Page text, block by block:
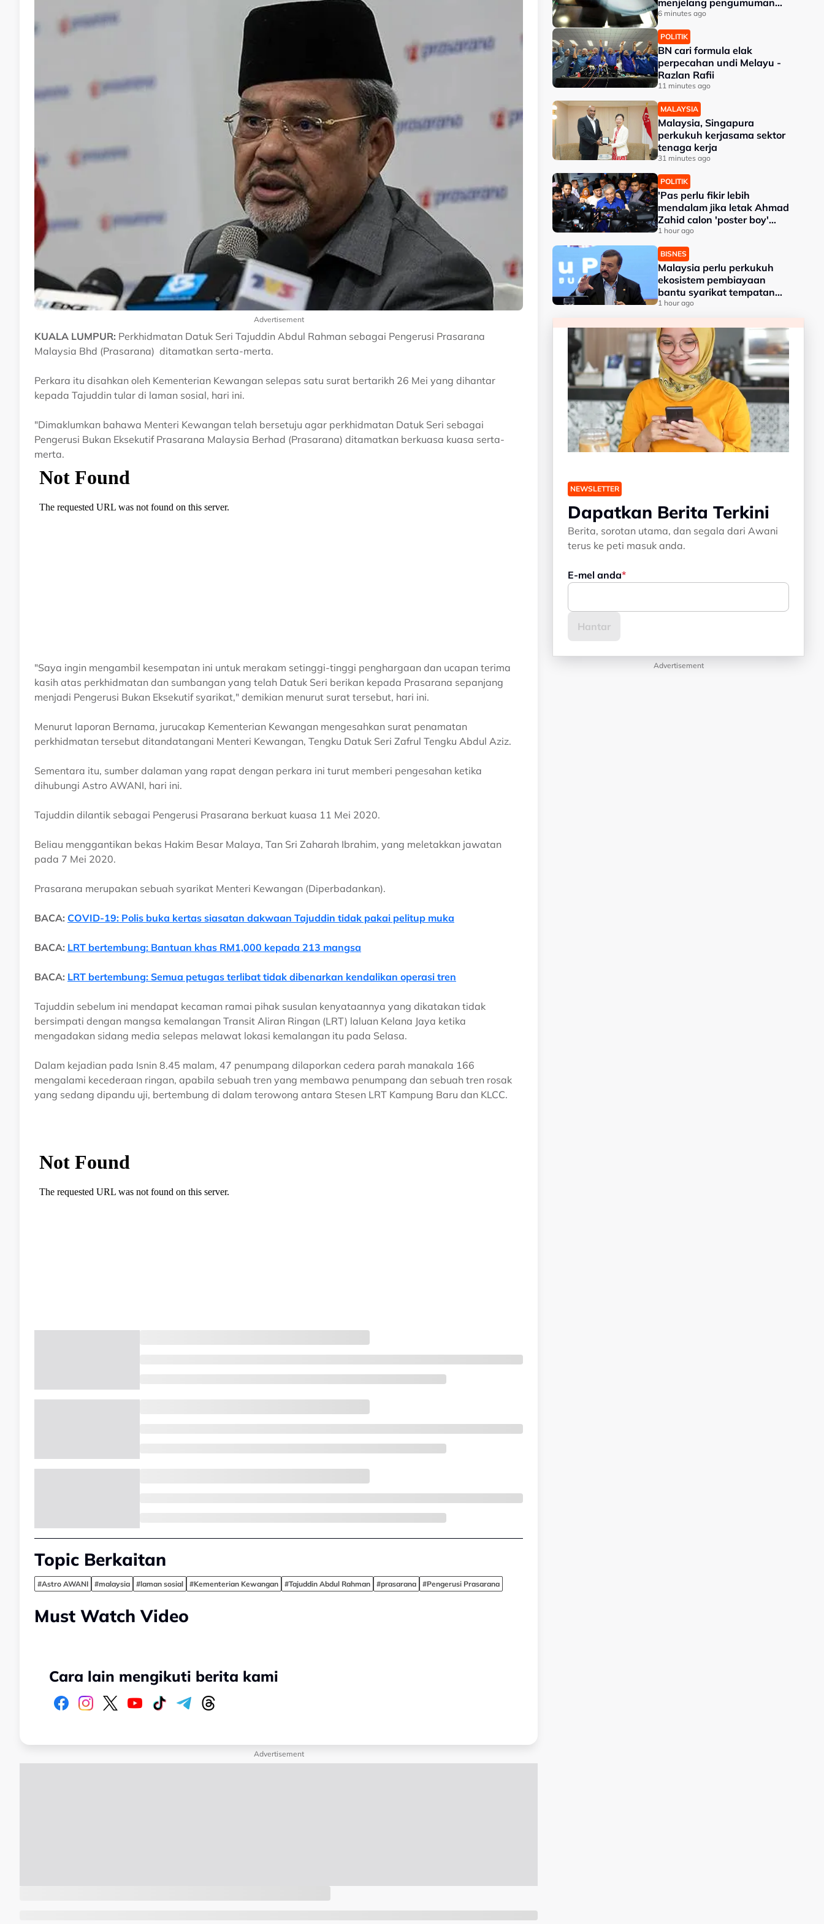
Advertisement
KUALA LUMPUR: Perkhidmatan Datuk Seri Tajuddin Abdul Rahman sebagai Pengerusi Prasarana
Malaysia Bhd (Prasarana) ditamatkan serta-merta.
Perkara itu disahkan oleh Kementerian Kewangan selepas satu surat bertarikh 26 Mei yang dihantar
kepada Tajuddin tular di laman sosial, hari ini.
"Dimaklumkan bahawa Menteri Kewangan telah bersetuju agar perkhidmatan Datuk Seri sebagai
Pengerusi Bukan Eksekutif Prasarana Malaysia Berhad (Prasarana) ditamatkan berkuasa kuasa serta-
merta.
"Saya ingin mengambil kesempatan ini untuk merakam setinggi-tinggi penghargaan dan ucapan terima
kasih atas perkhidmatan dan sumbangan yang telah Datuk Seri berikan kepada Prasarana sepanjang
menjadi Pengerusi Bukan Eksekutif syarikat," demikian menurut surat tersebut, hari ini.
Menurut laporan Bernama, jurucakap Kementerian Kewangan mengesahkan surat penamatan
perkhidmatan tersebut ditandatangani Menteri Kewangan, Tengku Datuk Seri Zafrul Tengku Abdul Aziz.
Sementara itu, sumber dalaman yang rapat dengan perkara ini turut memberi pengesahan ketika
dihubungi Astro AWANI, hari ini.
Tajuddin dilantik sebagai Pengerusi Prasarana berkuat kuasa 11 Mei 2020.
Beliau menggantikan bekas Hakim Besar Malaya, Tan Sri Zaharah Ibrahim, yang meletakkan jawatan
pada 7 Mei 2020.
Prasarana merupakan sebuah syarikat Menteri Kewangan (Diperbadankan).
BACA: COVID-19: Polis buka kertas siasatan dakwaan Tajuddin tidak pakai pelitup muka
BACA: LRT bertembung: Bantuan khas RM1,000 kepada 213 mangsa
BACA: LRT bertembung: Semua petugas terlibat tidak dibenarkan kendalikan operasi tren
Tajuddin sebelum ini mendapat kecaman ramai pihak susulan kenyataannya yang dikatakan tidak
bersimpati dengan mangsa kemalangan Transit Aliran Ringan (LRT) laluan Kelana Jaya ketika
mengadakan sidang media selepas melawat lokasi kemalangan itu pada Selasa.
Dalam kejadian pada Isnin 8.45 malam, 47 penumpang dilaporkan cedera parah manakala 166
mengalami kecederaan ringan, apabila sebuah tren yang membawa penumpang dan sebuah tren rosak
yang sedang dipandu uji, bertembung di dalam terowong antara Stesen LRT Kampung Baru dan KLCC.
Topic Berkaitan
#Astro AWANI #malaysia #laman sosial #Kementerian Kewangan #Tajuddin Abdul Rahman #prasarana #Pengerusi Prasarana
Must Watch Video
Cara lain mengikuti berita kami
Advertisement
menjelang pengumuman
data pasaran buruh AS
6 minutes ago
POLITIK
BN cari formula elak
perpecahan undi Melayu -
Razlan Rafii
11 minutes ago
MALAYSIA
Malaysia, Singapura
perkukuh kerjasama sektor
tenaga kerja
31 minutes ago
POLITIK
'Pas perlu fikir lebih
mendalam jika letak Ahmad
Zahid calon 'poster boy'
PRU16' - Aktivis
1 hour ago
BISNES
Malaysia perlu perkukuh
ekosistem pembiayaan
bantu syarikat tempatan
berkembang -- Amir
1 hour ago
NEWSLETTER
Dapatkan Berita Terkini
Berita, sorotan utama, dan segala dari Awani
terus ke peti masuk anda.
E-mel anda
Advertisement